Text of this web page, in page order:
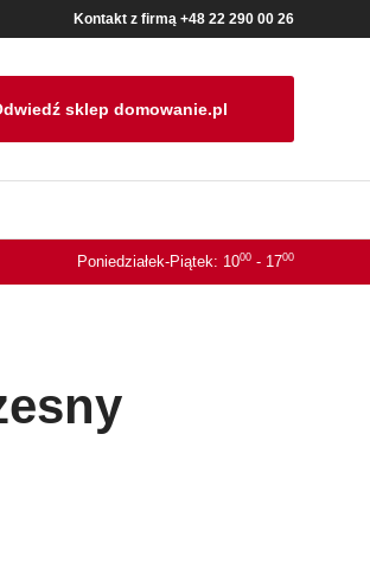
Kontakt z firmą +48 22 290 00 26
sklep domowanie.pl
Poniedziałek-Piątek: 1000 - 1700